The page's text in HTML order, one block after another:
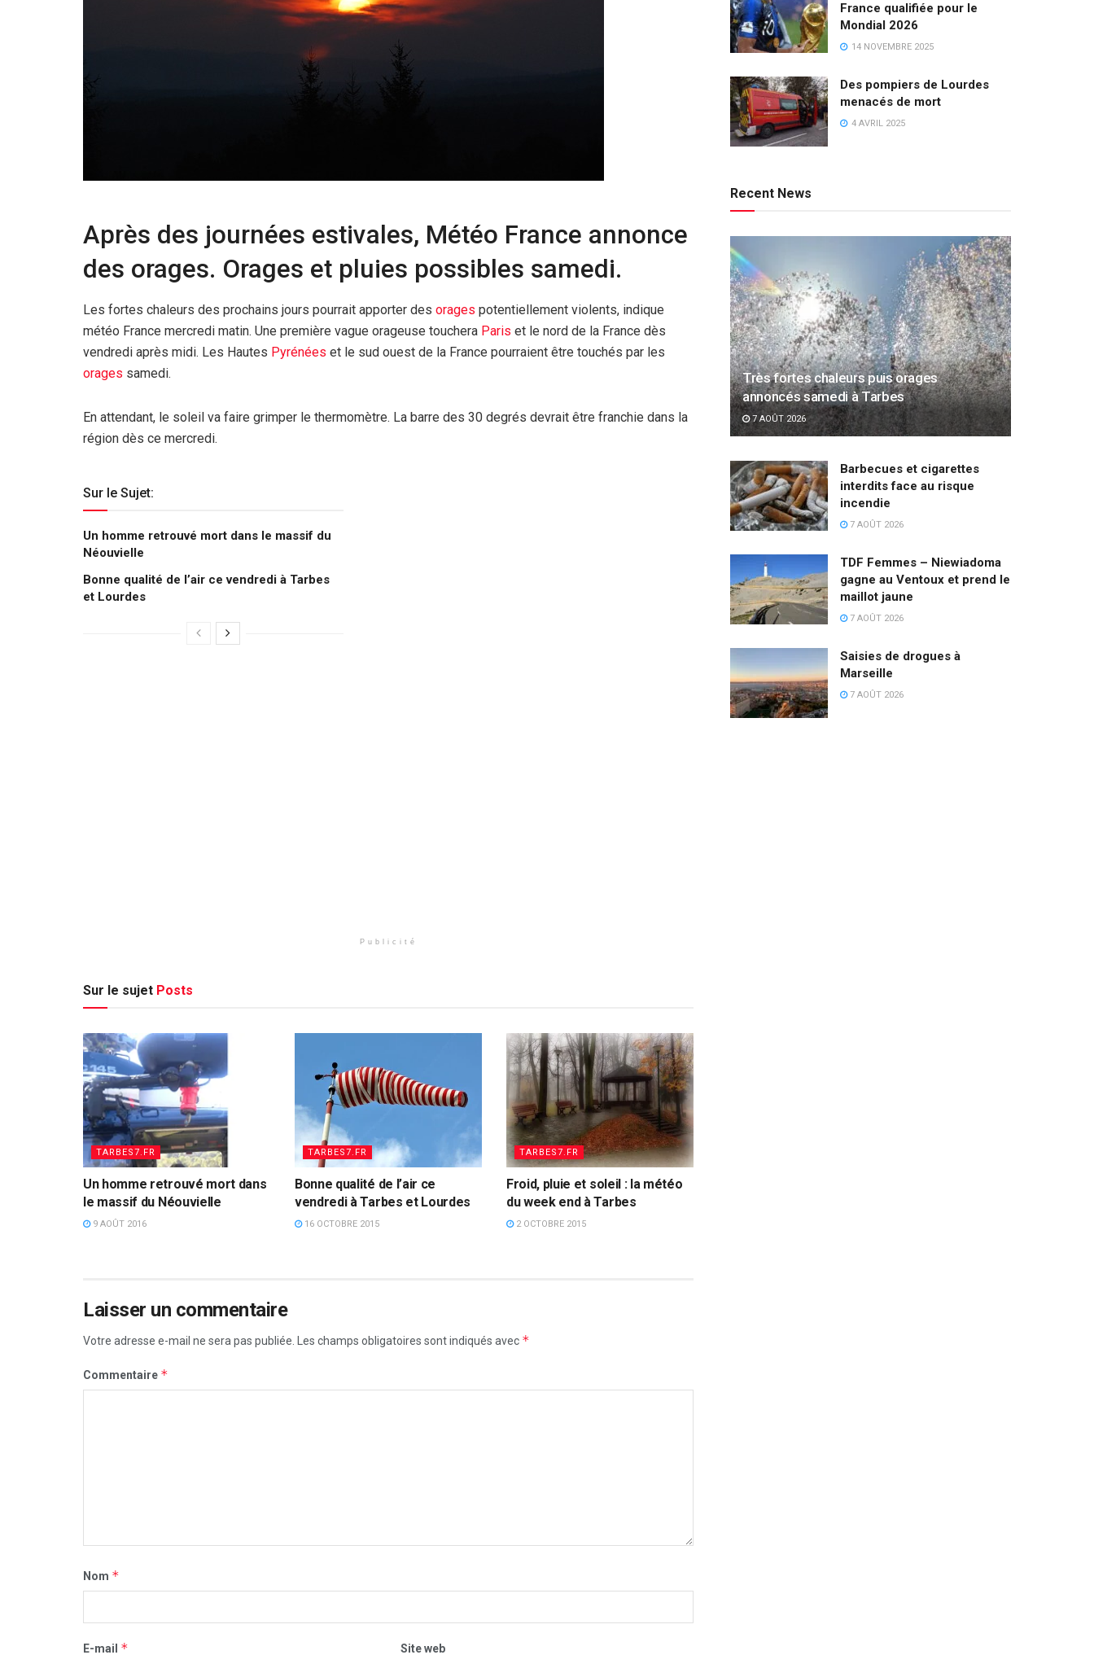
Après des journées estivales, Météo France annonce
des orages. Orages et pluies possibles samedi.
Les fortes chaleurs des prochains jours pourrait apporter des orages potentiellement violents, indique
météo France mercredi matin. Une première vague orageuse touchera Paris et le nord de la France dès
vendredi après midi. Les Hautes Pyrénées et le sud ouest de la France pourraient être touchés par les
orages samedi.
En attendant, le soleil va faire grimper le thermomètre. La barre des 30 degrés devrait être franchie dans la
région dès ce mercredi.
Sur le Sujet:
Un homme retrouvé mort dans le massif du
Néouvielle
Bonne qualité de l’air ce vendredi à Tarbes
et Lourdes
Publicité
Sur le sujet Posts
TARBES7.FR
Un homme retrouvé mort dans
le massif du Néouvielle
9 AOÛT 2016
TARBES7.FR
Bonne qualité de l’air ce
vendredi à Tarbes et Lourdes
16 OCTOBRE 2015
TARBES7.FR
Froid, pluie et soleil : la météo
du week end à Tarbes
2 OCTOBRE 2015
Laisser un commentaire
Votre adresse e-mail ne sera pas publiée. Les champs obligatoires sont indiqués avec *
Commentaire *
Nom *
E-mail * Site web
France qualifiée pour le
Mondial 2026
14 NOVEMBRE 2025
Des pompiers de Lourdes
menacés de mort
4 AVRIL 2025
Recent News
Très fortes chaleurs puis orages
annoncés samedi à Tarbes
7 AOÛT 2026
Barbecues et cigarettes
interdits face au risque
incendie
7 AOÛT 2026
TDF Femmes – Niewiadoma
gagne au Ventoux et prend le
maillot jaune
7 AOÛT 2026
Saisies de drogues à
Marseille
7 AOÛT 2026